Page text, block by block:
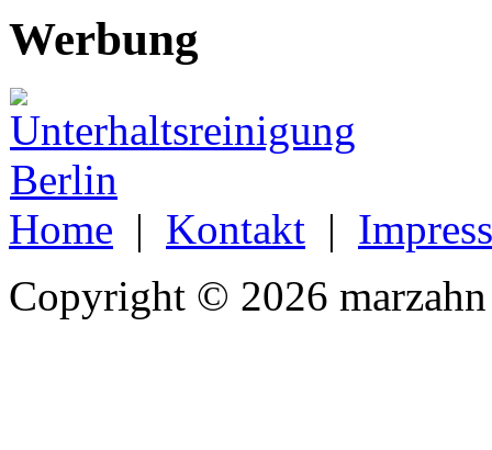
Werbung
Home | Kontakt |
Copyright © 2026